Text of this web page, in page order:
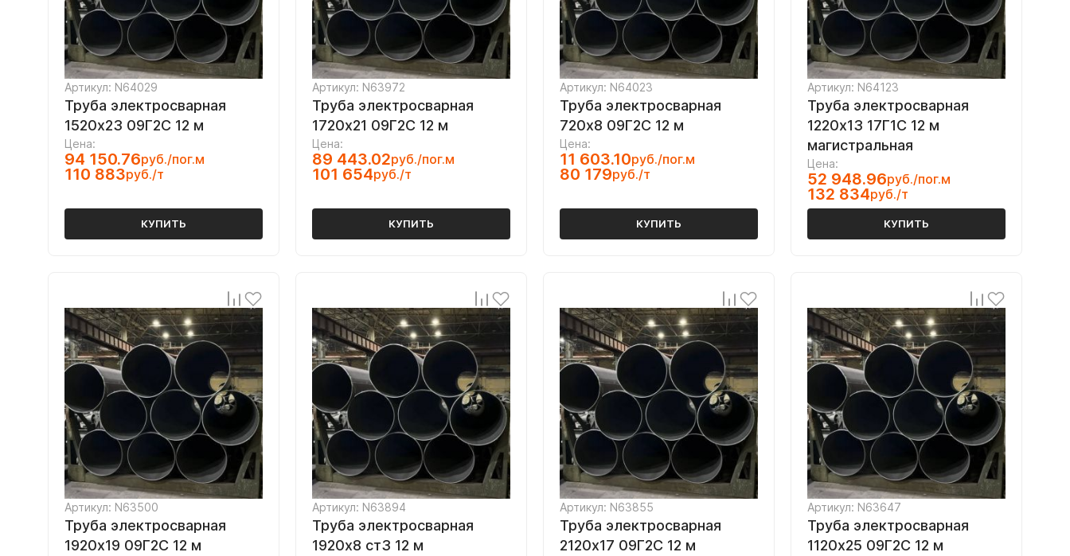
Артикул: N64029
Труба электросварная
1520х23 09Г2С 12 м
Цена:
94 150.76руб./пог.м
110 883руб./т
КУПИТЬ
Артикул: N63972
Труба электросварная
1720х21 09Г2С 12 м
Цена:
89 443.02руб./пог.м
101 654руб./т
КУПИТЬ
Артикул: N64023
Труба электросварная
720х8 09Г2С 12 м
Цена:
11 603.10руб./пог.м
80 179руб./т
КУПИТЬ
Артикул: N64123
Труба электросварная
1220х13 17Г1С 12 м
магистральная
Цена:
52 948.96руб./пог.м
132 834руб./т
КУПИТЬ
Артикул: N63500
Труба электросварная
1920х19 09Г2С 12 м
Артикул: N63894
Труба электросварная
1920х8 ст3 12 м
Артикул: N63855
Труба электросварная
2120х17 09Г2С 12 м
Артикул: N63647
Труба электросварная
1120х25 09Г2С 12 м